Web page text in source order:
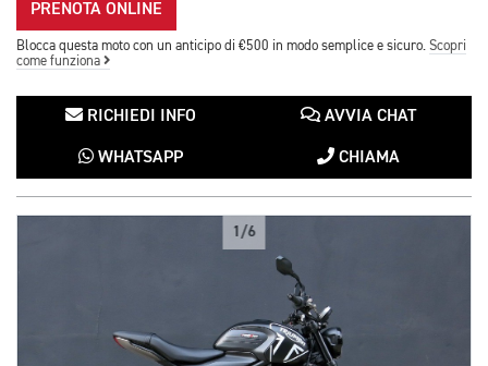
PRENOTA ONLINE
Blocca questa moto con un anticipo di €500 in modo semplice e sicuro. Scopri
come funziona
RICHIEDI INFO AVVIA CHAT
WHATSAPP CHIAMA
1/6